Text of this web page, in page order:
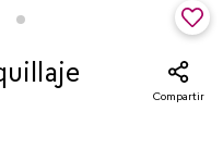
Compartir